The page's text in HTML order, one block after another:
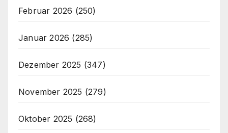
Februar 2026 (250)
Januar 2026 (285)
Dezember 2025 (347)
November 2025 (279)
Oktober 2025 (268)